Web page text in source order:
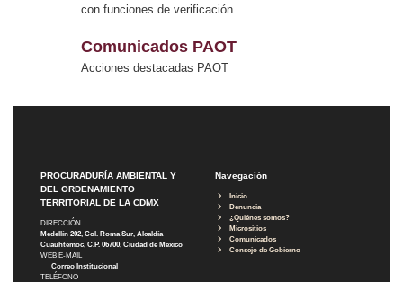
con funciones de verificación
Comunicados PAOT
Acciones destacadas PAOT
PROCURADURÍA AMBIENTAL Y
DEL ORDENAMIENTO
TERRITORIAL DE LA CDMX
DIRECCIÓN
Medellín 202, Col. Roma Sur, Alcaldía
Cuauhtémoc, C.P. 06700, Ciudad de México
WEB E-MAIL
Correo Institucional
TELÉFONO
Navegación
Inicio
Denuncia
¿Quiénes somos?
Micrositios
Comunicados
Consejo de Gobierno